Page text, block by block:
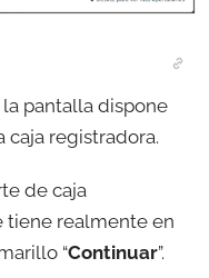
pantalla dispone
caja registradora.
de caja
tiene realmente en
“Continuar”.